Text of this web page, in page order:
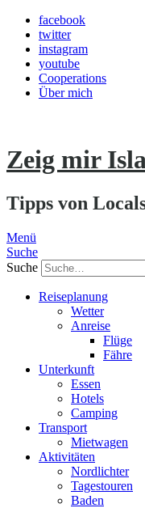
facebook
twitter
instagram
youtube
Cooperations
Über mich
Zeig mir
Tipps von
Menü
Suche
Suche
Reiseplanung
Wetter
Anreise
Flüge
Fähre
Unterkunft
Essen
Hotels
Camping
Transport
Mietwagen
Aktivitäten
Nordlichter
Tagestouren
Baden